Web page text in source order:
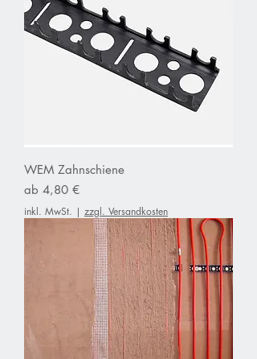
WEM Zahnschiene
ab 4,80 €
Sale-Preis
inkl. MwSt. | zzgl. Versandkosten